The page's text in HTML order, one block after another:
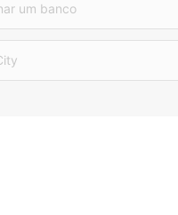
um banco